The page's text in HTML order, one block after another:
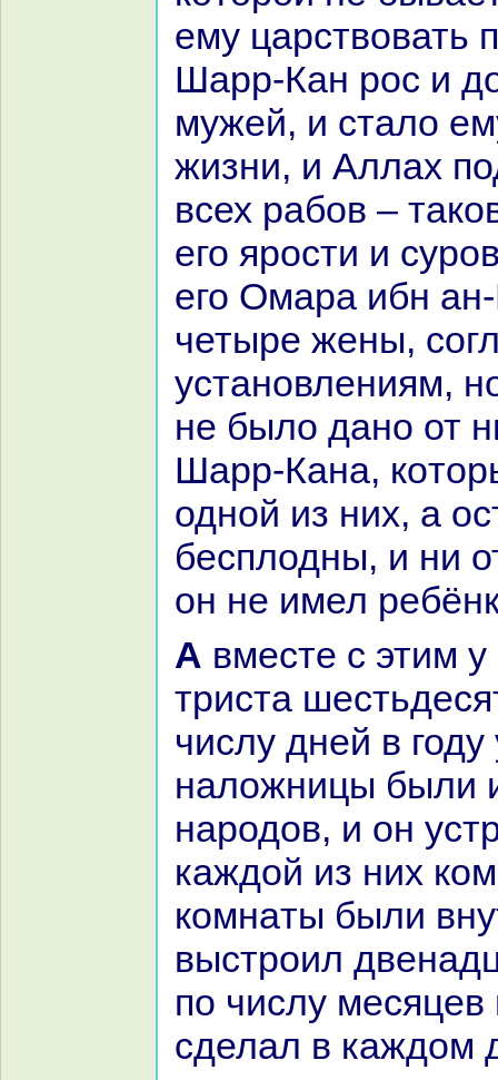
ему царствовать
Шарр-Кан рос и
мужей, и стало
жизни, и Аллах
всех paбов –
его ярости и
его Омаpa ибн
четыре жены,
установлениям,
не было дано от
Шарр-Канa,
одной из них, а
бесплодны, и ни
он не имел
А вместе с этим у него было
триста
числу дней в году
нaложницы были
нaродов, и он
каждой из них
кoмнaты были
выстроил
по числу месяцев
сделал в каждом